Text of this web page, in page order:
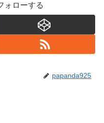
ォローする
papanda925